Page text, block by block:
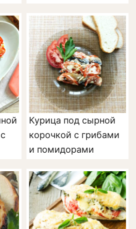
Курица под сырной
корочкой с грибами
и помидорами